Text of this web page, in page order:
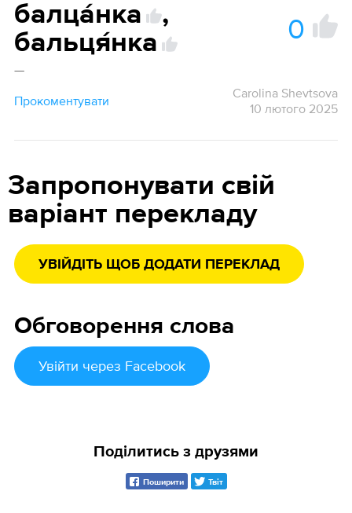
балца́нка
,
бальця́нка
0
—
Прокоментувати
Carolina Shevtsova
10 лютого 2025
Запропонувати свій
варіант перекладу
УВІЙДІТЬ ЩОБ ДОДАТИ ПЕРЕКЛАД
Обговорення слова
Увійти через Facebook
Поділитись з друзями
Поширити Твіт